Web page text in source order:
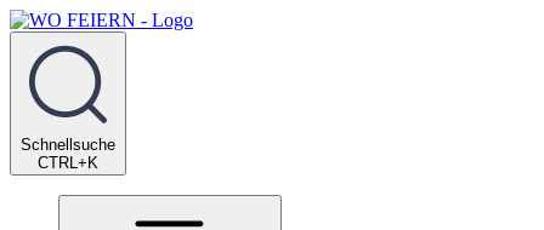
Schnellsuche
CTRL+K